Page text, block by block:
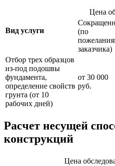
Вид услуги
Цена
(по
заказчика)
Отбор трех образцов
из-под подошвы
фундамента,
определение свойств
грунта (от 10
рабочих дней)
от 30 000
руб.
Расчет несущей
конструкций
Цена